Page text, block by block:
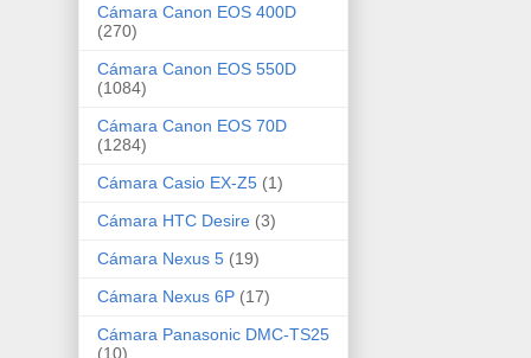
Cámara Canon EOS 400D
(270)
Cámara Canon EOS 550D
(1084)
Cámara Canon EOS 70D
(1284)
Cámara Casio EX-Z5 (1)
Cámara HTC Desire (3)
Cámara Nexus 5 (19)
Cámara Nexus 6P (17)
Cámara Panasonic DMC-TS25
(10)